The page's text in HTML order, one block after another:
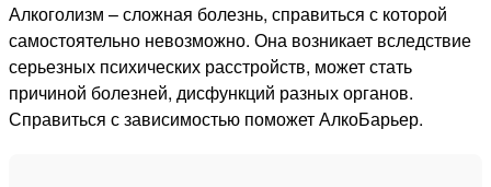
Алкоголизм – сложная болезнь, справиться с которой
самостоятельно невозможно. Она возникает вследствие
серьезных психических расстройств, может стать
причиной болезней, дисфункций разных органов.
Справиться с зависимостью поможет АлкоБарьер.